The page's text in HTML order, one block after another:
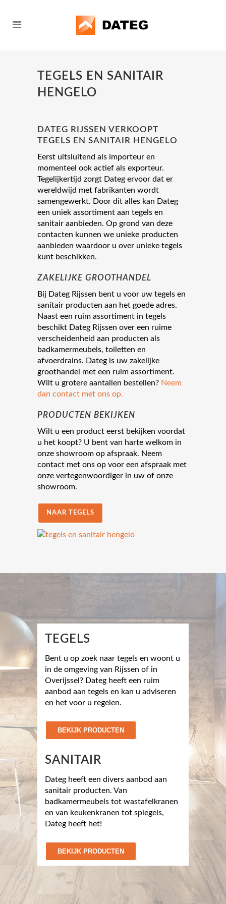
TEGELS EN SANITAIR
HENGELO
DATEG RIJSSEN VERKOOPT
TEGELS EN SANITAIR HENGELO
Eerst uitsluitend als importeur en
momenteel ook actief als exporteur.
Tegelijkertijd zorgt Dateg ervoor dat er
wereldwijd met fabrikanten wordt
samengewerkt. Door dit alles kan Dateg
een uniek assortiment aan tegels en
sanitair aanbieden. Op grond van deze
contacten kunnen we unieke producten
aanbieden waardoor u over unieke tegels
kunt beschikken.
ZAKELIJKE GROOTHANDEL
Bij Dateg Rijssen bent u voor uw tegels en
sanitair producten aan het goede adres.
Naast een ruim assortiment in tegels
beschikt Dateg Rijssen over een ruime
verscheidenheid aan producten als
badkamermeubels, toiletten en
afvoerdrains. Dateg is uw zakelijke
groothandel met een ruim assortiment.
Wilt u grotere aantallen bestellen? Neem
dan contact met ons op.
PRODUCTEN BEKIJKEN
Wilt u een product eerst bekijken voordat
u het koopt? U bent van harte welkom in
onze showroom op afspraak. Neem
contact met ons op voor een afspraak met
onze vertegenwoordiger in uw of onze
showroom.
NAAR TEGELS
TEGELS
Bent u op zoek naar tegels en woont u
in de omgeving van Rijssen of in
Overijssel? Dateg heeft een ruim
aanbod aan tegels en kan u adviseren
en het voor u regelen.
BEKIJK PRODUCTEN
SANITAIR
Dateg heeft een divers aanbod aan
sanitair producten. Van
badkamermeubels tot wastafelkranen
en van keukenkranen tot spiegels,
Dateg heeft het!
BEKIJK PRODUCTEN